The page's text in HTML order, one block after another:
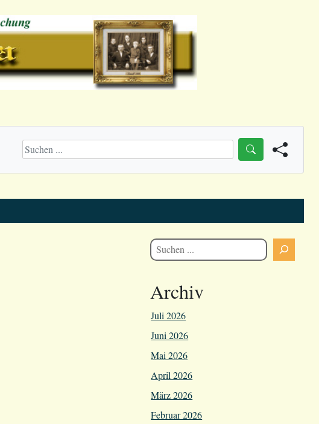
Archiv
Juli 2026
Juni 2026
Mai 2026
April 2026
März 2026
Februar 2026